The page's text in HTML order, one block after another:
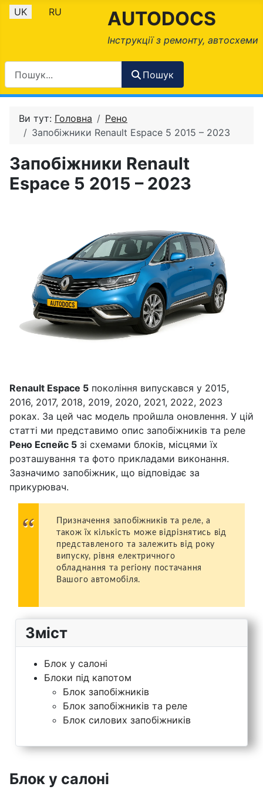
Оберіть свою мову
UK RU AUTODOCS
Інструкції з ремонту, автосхеми
Пошук
Ви тут: Головна
Рено
Запобіжники Renault Espace 5 2015 – 2023
Запобіжники Renault
Espace 5 2015 – 2023
Renault Espace 5 покоління випускався у 2015,
2016, 2017, 2018, 2019, 2020, 2021, 2022, 2023
роках. За цей час модель пройшла оновлення. У цій
статті ми представимо опис запобіжників та реле
Рено Еспейс 5 зі схемами блоків, місцями їх
розташування та фото прикладами виконання.
Зазначимо запобіжник, що відповідає за
прикурювач.
Призначення запобіжників та реле, а
також їх кількість може відрізнятись від
представленого та залежить від року
випуску, рівня електричного
обладнання та регіону постачання
Вашого автомобіля.
Зміст
Блок у салоні
Блоки під капотом
Блок запобіжників
Блок запобіжників та реле
Блок силових запобіжників
Блок у салоні